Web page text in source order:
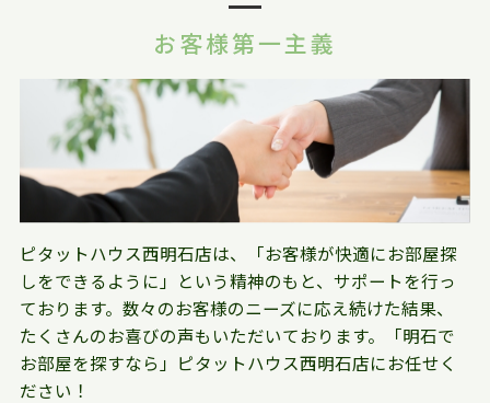
お客様第一主義
ピタットハウス西明石店は、「お客様が快適にお部屋探
しをできるように」という精神のもと、サポートを行っ
ております。数々のお客様のニーズに応え続けた結果、
たくさんのお喜びの声もいただいております。「明石で
お部屋を探すなら」ピタットハウス西明石店にお任せく
ださい！